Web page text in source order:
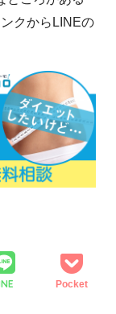
クからLINEの
Pocket